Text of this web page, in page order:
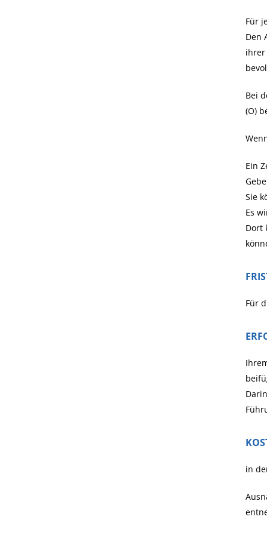
Für
Den
ihrer
Bei
(O)
Ein
Sie
Es
Dort
Für
in